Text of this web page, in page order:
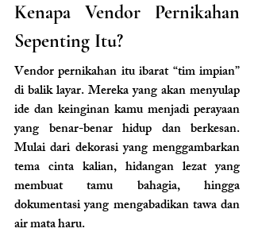
Kenapa Vendor Pernikahan
Sepenting Itu?
Vendor pernikahan itu ibarat “tim impian”
di balik layar. Mereka yang akan menyulap
ide dan keinginan kamu menjadi perayaan
yang benar-benar hidup dan berkesan.
Mulai dari dekorasi yang menggambarkan
tema cinta kalian, hidangan lezat yang
membuat tamu bahagia, hingga
dokumentasi yang mengabadikan tawa dan
air mata haru.